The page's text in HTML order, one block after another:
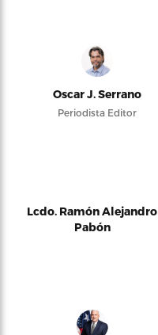
Oscar J. Serrano
Periodista Editor
Lcdo. Ramón Alejandro
Pabón